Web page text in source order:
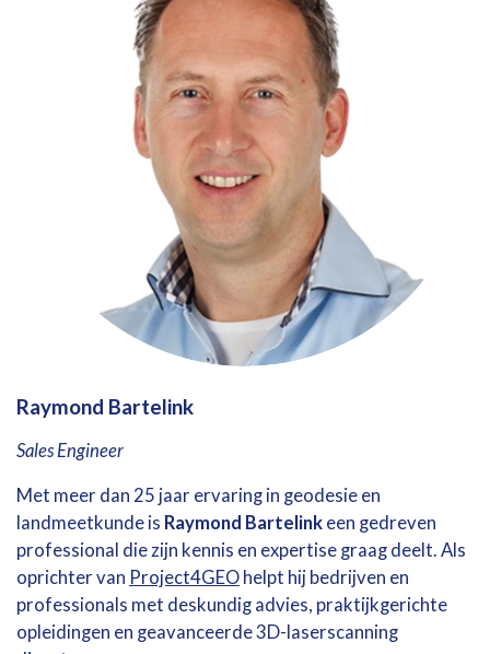
Raymond Bartelink
Sales Engineer
Met meer dan 25 jaar ervaring in geodesie en
landmeetkunde is Raymond Bartelink een gedreven
professional die zijn kennis en expertise graag deelt. Als
oprichter van Project4GEO helpt hij bedrijven en
professionals met deskundig advies, praktijkgerichte
opleidingen en geavanceerde 3D-laserscanning